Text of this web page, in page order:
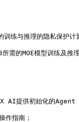
练与推理的隐私保护计
的MOE模型训练及推
AI提供初始化的
指南；